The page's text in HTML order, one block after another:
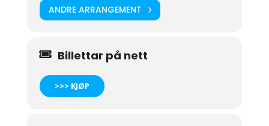
ANDRE ARRANGEMENT
Billettar på nett
>>> KJØP